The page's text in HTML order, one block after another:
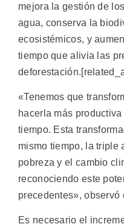
mejora la gestión de
agua, conserva la
ecosistémicos, y
tiempo que alivia las
«Tenemos que
hacerla más
tiempo. Esta
mismo tiempo, la triple
pobreza y el cambio
reconociendo este
precedentes», observó
Es necesario el